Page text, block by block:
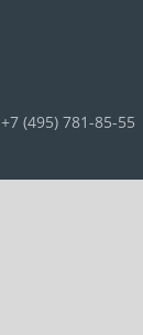
+7 (495) 781-85-55